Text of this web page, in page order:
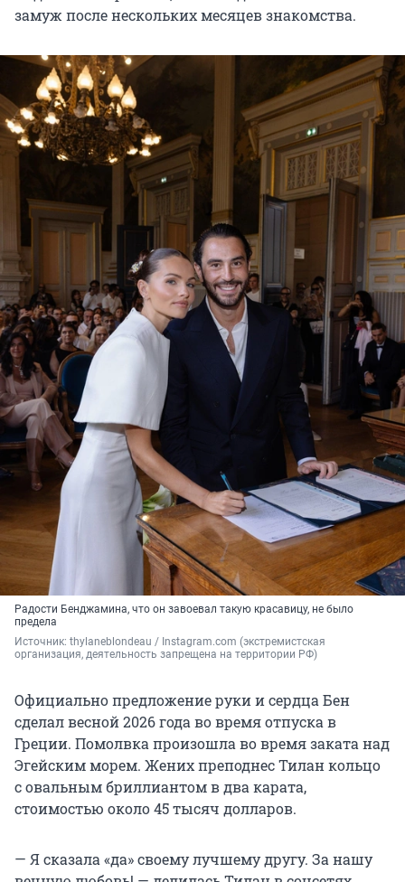
замуж после нескольких месяцев знакомства.
Радости Бенджамина, что он завоевал такую красавицу, не было
предела
Источник: thylaneblondeau / Instagram.com (экстремистская
организация, деятельность запрещена на территории РФ)
Официально предложение руки и сердца Бен
сделал весной 2026 года во время отпуска в
Греции. Помолвка произошла во время заката над
Эгейским морем. Жених преподнес Тилан кольцо
с овальным бриллиантом в два карата,
стоимостью около 45 тысяч долларов.
— Я сказала «да» своему лучшему другу. За нашу